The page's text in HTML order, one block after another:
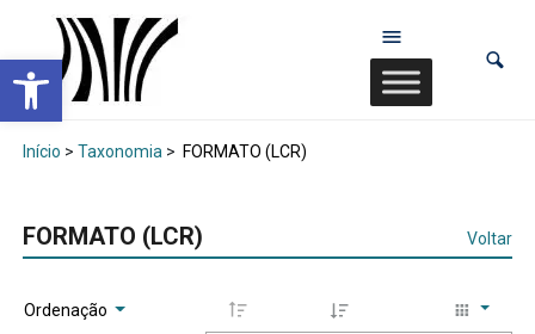
Abrir a barra de ferramentas
Início > Taxonomia > FORMATO (LCR)
FORMATO (LCR) Voltar
Ordenação